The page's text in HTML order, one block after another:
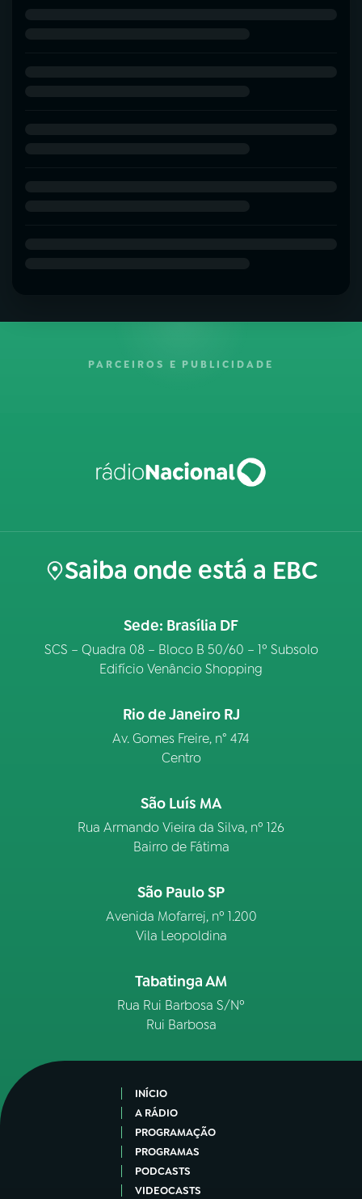
PARCEIROS E PUBLICIDADE
Saiba onde está a EBC
Sede: Brasília DF
SCS – Quadra 08 – Bloco B 50/60 – 1º Subsolo
Edifício Venâncio Shopping
Rio de Janeiro RJ
Av. Gomes Freire, n° 474
Centro
São Luís MA
Rua Armando Vieira da Silva, nº 126
Bairro de Fátima
São Paulo SP
Avenida Mofarrej, nº 1.200
Vila Leopoldina
Tabatinga AM
Rua Rui Barbosa S/Nº
Rui Barbosa
INÍCIO
A RÁDIO
PROGRAMAÇÃO
PROGRAMAS
PODCASTS
VIDEOCASTS